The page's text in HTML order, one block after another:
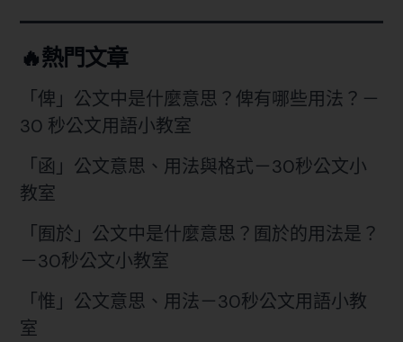
🔥熱門文章
「俾」公文中是什麼意思？俾有哪些用法？－
30 秒公文用語小教室
「函」公文意思、用法與格式－30秒公文小
教室
「囿於」公文中是什麼意思？囿於的用法是？
－30秒公文小教室
「惟」公文意思、用法－30秒公文用語小教
室